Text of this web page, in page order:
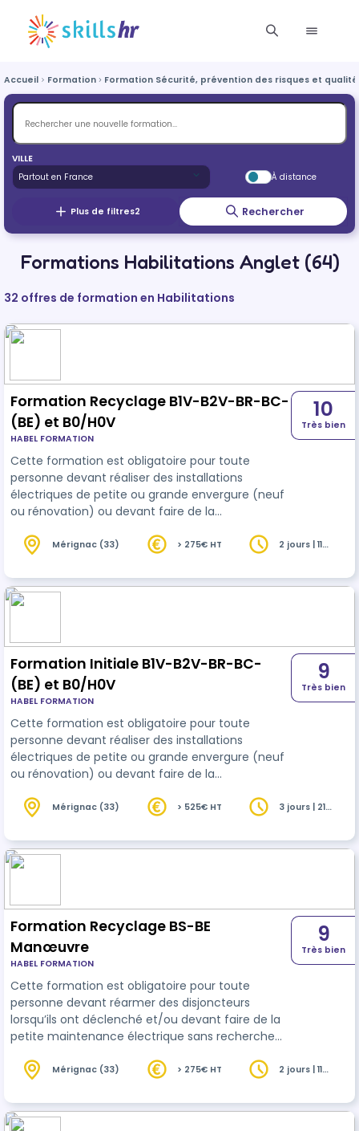
Accueil Formation Formation Sécurité, prévention des risques et qualité
VILLE
À distance
Plus de filtres2 Rechercher
Formations Habilitations Anglet (64)
32 offres de formation en Habilitations
Formation Recyclage B1V-B2V-BR-BC-
(BE) et B0/H0V
HABEL FORMATION
Cette formation est obligatoire pour toute
personne devant réaliser des installations
électriques de petite ou grande envergure (neuf
ou rénovation) ou devant faire de la
panne. Elle concerne également toute personne
fonctionnement ou en laboratoire) ou devant
réaliser des vérifications à caractère
en Basse Tensio…
10
Très bien
Mérignac (33) > 275€ HT
2 jours | 11
Formation Initiale B1V-B2V-BR-BC-
(BE) et B0/H0V
HABEL FORMATION
Cette formation est obligatoire pour toute
personne devant réaliser des installations
électriques de petite ou grande envergure (neuf
ou rénovation) ou devant faire de la
panne. Elle concerne également toute personne
fonctionnement ou en laboratoire) ou devant
réaliser des vérifications à caractère
en Basse Tensio…
9
Très bien
Mérignac (33) > 525€ HT
3 jours | 21
Formation Recyclage BS-BE
Manœuvre
HABEL FORMATION
Cette formation est obligatoire pour toute
personne devant réarmer des disjoncteurs
lorsqu’ils ont déclenché et/ou devant faire de la
petite maintenance électrique sans recherche
interrupteurs, des luminaires, des ampoules, des
permettre au personnel réalisant des
interventions élémentaires en Basse Tension, de
9
Très bien
Mérignac (33) > 275€ HT
2 jours | 11